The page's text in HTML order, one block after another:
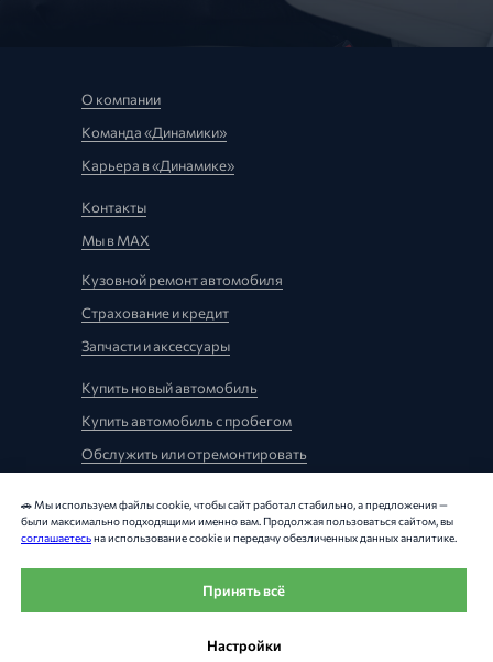
Политика конфиденциальности
О компании
Команда «Динамики»
Карьера в «Динамике»
Кузовной ремонт автомобиля
Страхование и кредит
Запчасти и аксессуары
Контакты
Мы в MAX
Купить новый автомобиль
Купить автомобиль с пробегом
Обслужить или отремонтировать
Правовая информация
🚗 Мы используем файлы cookie, чтобы сайт работал стабильно, а предложения —
были максимально подходящими именно вам. Продолжая пользоваться сайтом, вы
соглашаетесьна использование cookie и передачу обезличенных данных аналитике.
Принять всё
Настройки